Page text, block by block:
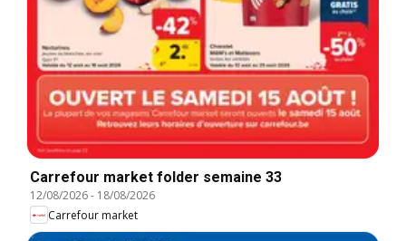
Carrefour market folder semaine 33
12/08/2026- 18/08/2026
Carrefour market